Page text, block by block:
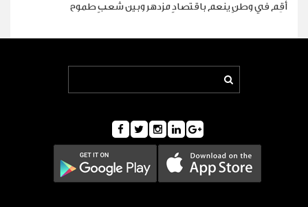
أقِم في وطنٍ ينعم باقتصادٍ مزدهر وبين شعبٍ طموح